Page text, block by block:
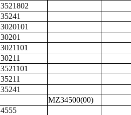
3521802
35241
3020101
30201
3021101
30211
3521101
35211
35241
MZ34500(00)
4555